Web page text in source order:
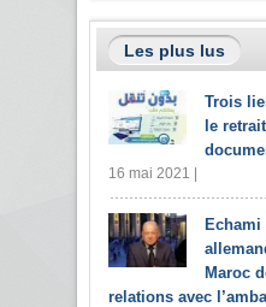
Les plus lus
Trois
le
16 mai 2021 |
Echami
Maroc
relations avec